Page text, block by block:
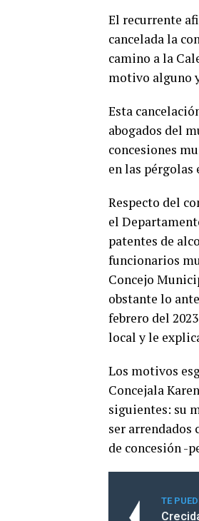
El recurrente
cancelada la
camino a la
motivo alguno
Esta
abogados del
concesiones
en las pérgolas
Respecto del
el
patentes de
funcionarios
Concejo
obstante lo
febrero del
local y le
Los motivos
Concejala
siguientes: su
ser arrendados
de concesión -
TE